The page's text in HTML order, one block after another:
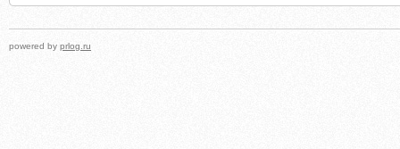
powered by prlog.ru